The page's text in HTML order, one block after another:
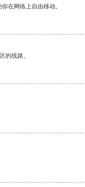
在网络上自由移动。
的线路。